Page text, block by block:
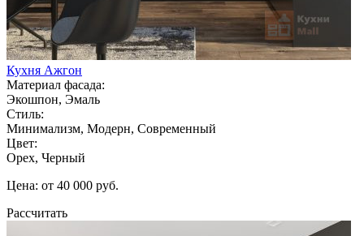
Кухня Ажгон
Материал фасада:
Экошпон, Эмаль
Стиль:
Минимализм, Модерн, Современный
Цвет:
Орех, Черный
Цена: от 40 000 руб.
Рассчитать